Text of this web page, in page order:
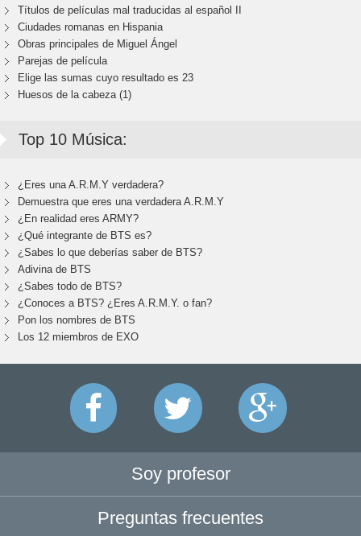
Títulos de películas mal traducidas al español II
Ciudades romanas en Hispania
Obras principales de Miguel Ángel
Parejas de película
Elige las sumas cuyo resultado es 23
Huesos de la cabeza (1)
Top 10 Música:
¿Eres una A.R.M.Y verdadera?
Demuestra que eres una verdadera A.R.M.Y
¿En realidad eres ARMY?
¿Qué integrante de BTS es?
¿Sabes lo que deberías saber de BTS?
Adivina de BTS
¿Sabes todo de BTS?
¿Conoces a BTS? ¿Eres A.R.M.Y. o fan?
Pon los nombres de BTS
Los 12 miembros de EXO
Soy profesor
Preguntas frecuentes